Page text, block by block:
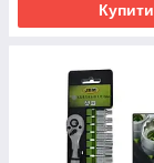
Купити